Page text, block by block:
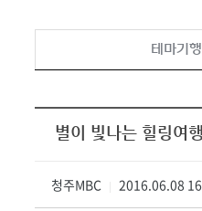
시청자 FLEX
종영프로그램
테마기
별이 빛나는 힐링여
청주MBC 2016.06.08